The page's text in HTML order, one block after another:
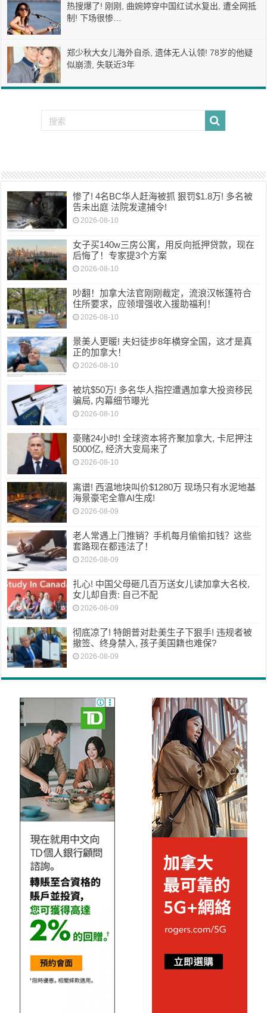
热搜爆了! 刚刚, 曲婉婷穿中国红试水复出, 遭全网抵
制! 下场很惨…
郑少秋大女儿海外自杀, 遗体无人认领! 78岁的他疑
似崩溃, 失联近3年
惨了! 4名BC华人赶海被抓 狠罚$1.8万! 多名被
告未出庭 法院发逮捕令!
2026-08-10
女子买140w三房公寓，用反向抵押贷款，现在
后悔了！专家提3个方案
2026-08-10
吵翻！加拿大法官刚刚裁定，流浪汉帐篷符合
住所要求，应领增强收入援助福利！
2026-08-10
景美人更暖! 夫妇徒步8年横穿全国，这才是真
正的加拿大！
2026-08-10
被坑$50万! 多名华人指控遭遇加拿大投资移民
骗局, 内幕细节曝光
2026-08-10
豪赌24小时! 全球资本将齐聚加拿大, 卡尼押注
5000亿, 经济大变局来了
2026-08-10
离谱! 西温地块叫价$1280万 现场只有水泥地基
海景豪宅全靠AI生成!
2026-08-09
老人常遇上门推销？手机每月偷偷扣钱？这些
套路现在都违法了！
2026-08-09
扎心! 中国父母砸几百万送女儿读加拿大名校,
女儿却自责: 自己不配
2026-08-09
彻底凉了! 特朗普对赴美生子下狠手! 违规者被
撤签、终身禁入, 孩子美国籍也难保?
2026-08-09